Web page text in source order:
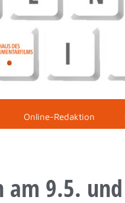
Online-Redaktion
am 9.5.